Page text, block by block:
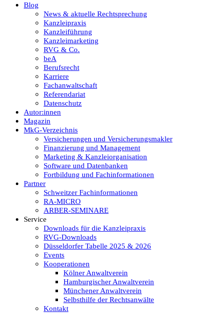
Blog
News & aktuelle Rechtsprechung
Kanzleipraxis
Kanzleiführung
Kanzleimarketing
RVG & Co.
beA
Berufsrecht
Karriere
Fachanwaltschaft
Referendariat
Datenschutz
Autor:innen
Magazin
MkG-Verzeichnis
Versicherungen und Versicherungsmakler
Finanzierung und Management
Marketing & Kanzleiorganisation
Software und Datenbanken
Fortbildung und Fachinformationen
Partner
Schweitzer Fachinformationen
RA-MICRO
ARBER-SEMINARE
Service
Downloads für die Kanzleipraxis
RVG-Downloads
Düsseldorfer Tabelle 2025 & 2026
Events
Kooperationen
Kölner Anwaltverein
Hamburgischer Anwaltverein
Münchener Anwaltverein
Selbsthilfe der Rechtsanwälte
Kontakt